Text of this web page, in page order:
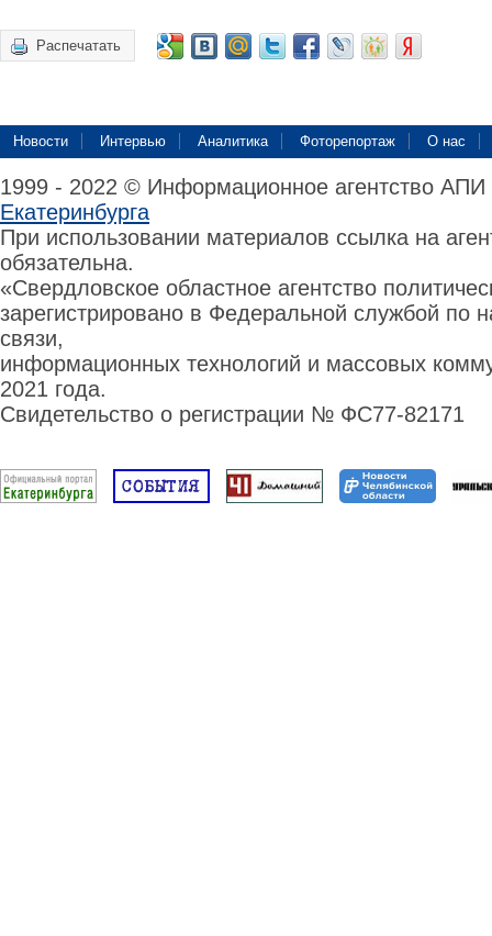
Распечатать
Новости Интервью Аналитика Фоторепортаж О нас
1999 - 2022 © Информационное агентство
Екатеринбурга
При использовании материалов ссылка на
обязательна.
«Свердловское областное агентство
зарегистрировано в Федеральной службой по
связи,
информационных технологий и массовых
2021 года.
Свидетельство о регистрации № ФС77-82171